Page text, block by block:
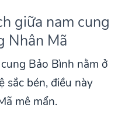
giữa nam cung
Nhân Mã
Bảo Bình nằm ở
bén, điều này
mê mẩn.